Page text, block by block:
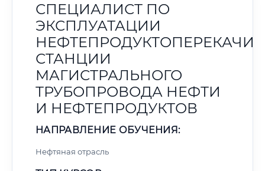
СПЕЦИАЛИСТ ПО
ЭКСПЛУАТАЦИИ
СТАНЦИИ
МАГИСТРАЛЬНОГО
ТРУБОПРОВОДА НЕФТИ
И НЕФТЕПРОДУКТОВ
НАПРАВЛЕНИЕ ОБУЧЕНИЯ:
Нефтяная отрасль